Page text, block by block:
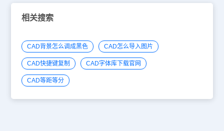
相关搜索
CAD背景怎么调成黑色 CAD怎么导入图片
CAD快捷键复制 CAD字体库下载官网
CAD等距等分